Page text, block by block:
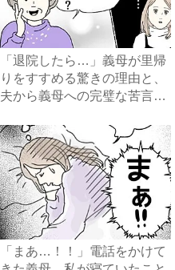
「退院したら…」義母が里帰
りをすすめる驚きの理由と、
夫から義母への完璧な苦言
「まあ…！！」電話をかけて